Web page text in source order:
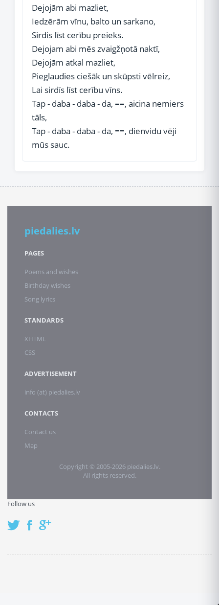
Dejojām abi mazliet,
Iedzērām vīnu, balto un sarkano,
Sirdis līst cerību preieks.
Dejojam abi mēs zvaigžņotā naktī,
Dejojām atkal mazliet,
Pieglaudies ciešāk un skūpsti vēlreiz,
Lai sirdīs līst cerību vīns.
Tap - daba - daba - da, ==, aicina nemiers
tāls,
Tap - daba - daba - da, ==, dienvidu vēji
mūs sauc.
piedalies.lv
PAGES
Poems and wishes
Birthday wishes
Song lyrics
STANDARDS
XHTML
CSS
ADVERTISEMENT
info (at) piedalies.lv
CONTACTS
Contact us
Map
Copyright © 2005-2026 piedalies.lv.
All rights reserved.
Follow us